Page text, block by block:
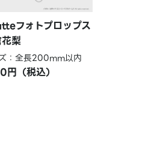
フォトプロップス
梨
：全長200mm以内
円（税込）